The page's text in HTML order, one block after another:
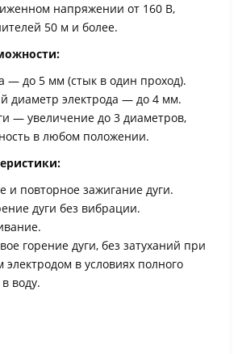
напряжении от 160 В,
50 м и более.
— до 5 мм (стык в один проход).
диаметр электрода — до 4 мм.
— увеличение до 3 диаметров,
в любом положении.
и повторное зажигание дуги.
дуги без вибрации.
горение дуги, без затуханий при
в условиях полного
воду.